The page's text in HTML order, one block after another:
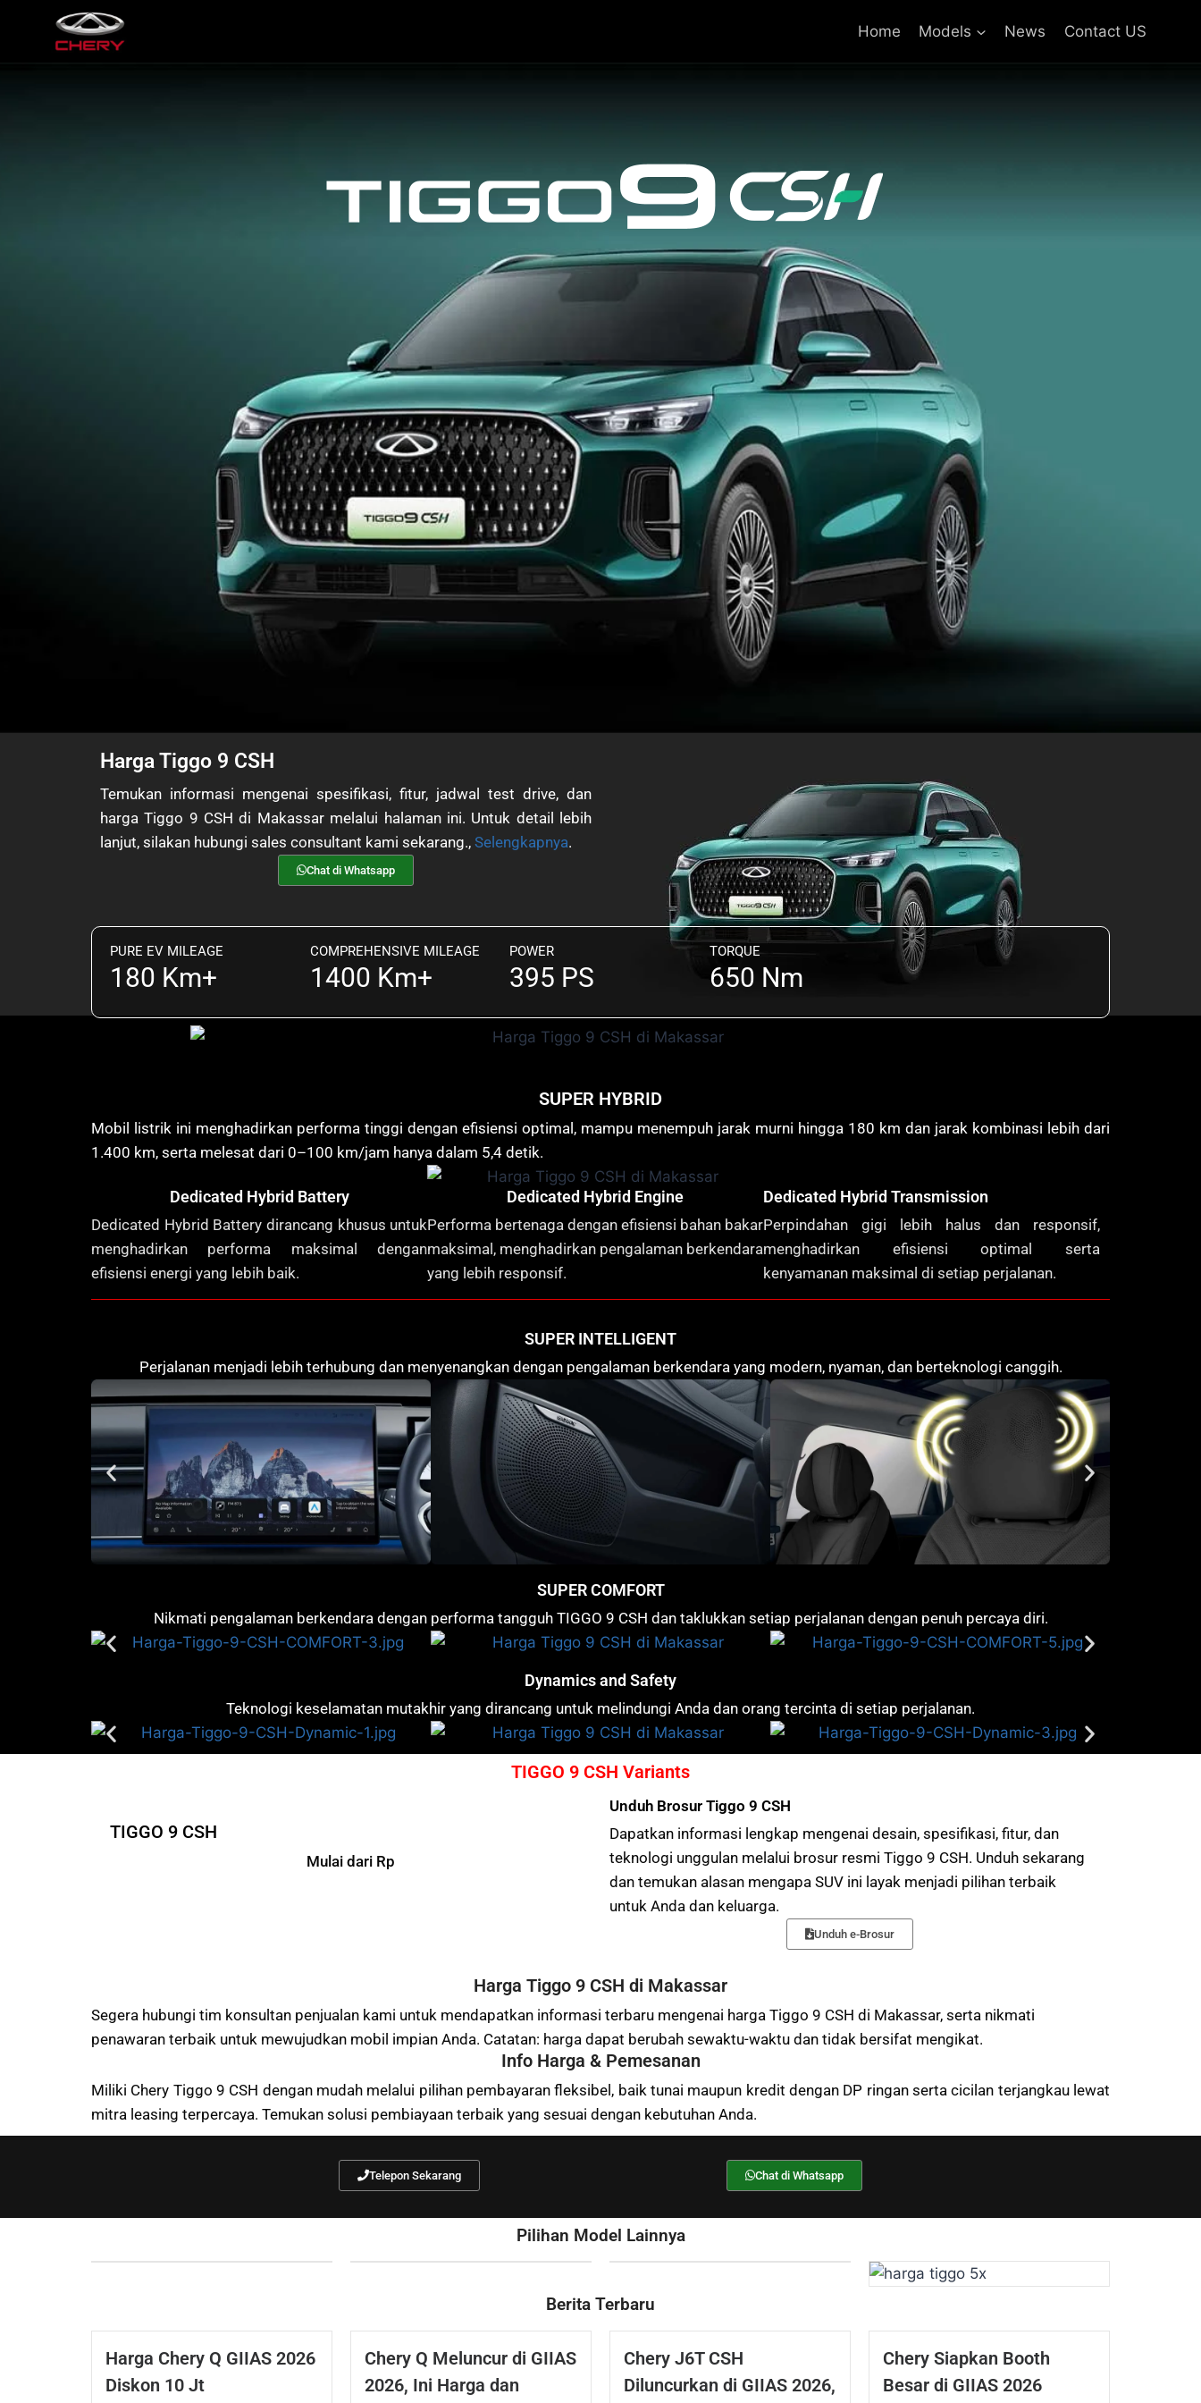
Home Models News Contact US
Harga Tiggo 9 CSH
Temukan informasi mengenai spesifikasi, fitur, jadwal test drive, dan
harga Tiggo 9 CSH di Makassar melalui halaman ini. Untuk detail lebih
lanjut, silakan hubungi sales consultant kami sekarang., Selengkapnya.
Chat di Whatsapp
PURE EV MILEAGE
180 Km+
COMPREHENSIVE MILEAGE
1400 Km+
POWER
395 PS
TORQUE
650 Nm
SUPER HYBRID
Mobil listrik ini menghadirkan performa tinggi dengan efisiensi optimal, mampu menempuh jarak murni hingga 180 km dan jarak kombinasi lebih dari
1.400 km, serta melesat dari 0–100 km/jam hanya dalam 5,4 detik.
Dedicated Hybrid Battery
Dedicated Hybrid Battery dirancang khusus untuk
menghadirkan performa maksimal dengan
efisiensi energi yang lebih baik.
Dedicated Hybrid Engine
Performa bertenaga dengan efisiensi bahan bakar
maksimal, menghadirkan pengalaman berkendara
yang lebih responsif.
Dedicated Hybrid Transmission
Perpindahan gigi lebih halus dan responsif,
menghadirkan efisiensi optimal serta
kenyamanan maksimal di setiap perjalanan.
SUPER INTELLIGENT
Perjalanan menjadi lebih terhubung dan menyenangkan dengan pengalaman berkendara yang modern, nyaman, dan berteknologi canggih.
SUPER COMFORT
Nikmati pengalaman berkendara dengan performa tangguh TIGGO 9 CSH dan taklukkan setiap perjalanan dengan penuh percaya diri.
Dynamics and Safety
Teknologi keselamatan mutakhir yang dirancang untuk melindungi Anda dan orang tercinta di setiap perjalanan.
TIGGO 9 CSH Variants
TIGGO 9 CSH
Mulai dari Rp
Unduh Brosur Tiggo 9 CSH
Dapatkan informasi lengkap mengenai desain, spesifikasi, fitur, dan
teknologi unggulan melalui brosur resmi Tiggo 9 CSH. Unduh sekarang
dan temukan alasan mengapa SUV ini layak menjadi pilihan terbaik
untuk Anda dan keluarga.
Unduh e-Brosur
Harga Tiggo 9 CSH di Makassar
Segera hubungi tim konsultan penjualan kami untuk mendapatkan informasi terbaru mengenai harga Tiggo 9 CSH di Makassar, serta nikmati
penawaran terbaik untuk mewujudkan mobil impian Anda. Catatan: harga dapat berubah sewaktu-waktu dan tidak bersifat mengikat.
Info Harga & Pemesanan
Miliki Chery Tiggo 9 CSH dengan mudah melalui pilihan pembayaran fleksibel, baik tunai maupun kredit dengan DP ringan serta cicilan terjangkau lewat
mitra leasing terpercaya. Temukan solusi pembiayaan terbaik yang sesuai dengan kebutuhan Anda.
Telepon Sekarang Chat di Whatsapp
Pilihan Model Lainnya
Berita Terbaru
Harga Chery Q GIIAS 2026
Diskon 10 Jt
Chery Q Meluncur di GIIAS
2026, Ini Harga dan
Chery J6T CSH
Diluncurkan di GIIAS 2026,
Chery Siapkan Booth
Besar di GIIAS 2026